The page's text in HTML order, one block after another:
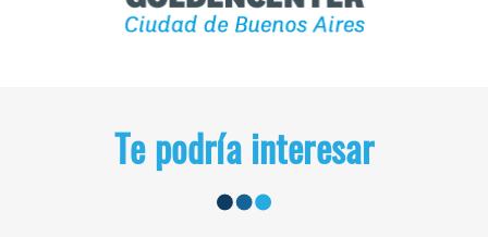
Te podría interesar